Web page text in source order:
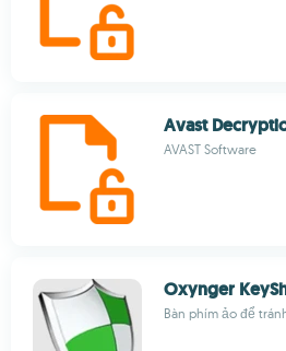
Avast
AVAST Software
Oxynger
Bàn phím ảo để